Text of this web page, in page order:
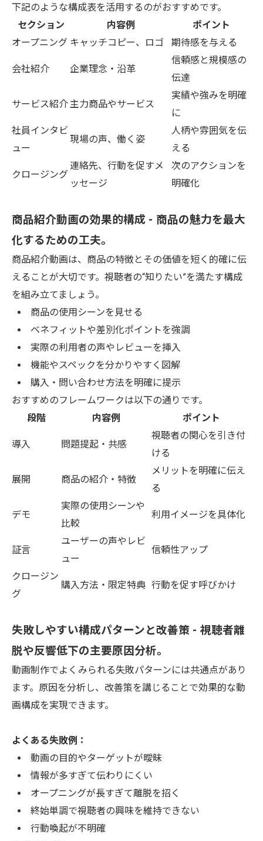
下記のような構成表を活用するのがおすすめです。
セクション
内容例
ポイント
オープニング キャッチコピー、ロゴ 期待感を与える
会社紹介 企業理念・沿革
信頼感と規模感の
伝達
サービス紹介主力商品やサービス
実績や強みを明確
に
社員インタビ
ュー
現場の声、働く姿
人柄や雰囲気を伝
える
クロージング
連絡先、行動を促すメ
ッセージ
次のアクションを
明確化
商品紹介動画の効果的構成 - 商品の魅力を最大
化するための工夫。
商品紹介動画は、商品の特徴とその価値を短く的確に伝
えることが大切です。視聴者の“知りたい”を満たす構成
を組み立てましょう。
商品の使用シーンを見せる
ベネフィットや差別化ポイントを強調
実際の利用者の声やレビューを挿入
機能やスペックを分かりやすく図解
購入・問い合わせ方法を明確に提示
おすすめのフレームワークは以下の通りです。
段階
内容例 ポイント
導入 問題提起・共感
視聴者の関心を引き付
ける
展開 商品の紹介・特徴
メリットを明確に伝え
る
デモ
実際の使用シーンや
比較
利用イメージを具体化
証言
ユーザーの声やレビ
ュー
信頼性アップ
クロージン
グ
購入方法・限定特典 行動を促す呼びかけ
失敗しやすい構成パターンと改善策 - 視聴者離
脱や反響低下の主要原因分析。
動画制作でよくみられる失敗パターンには共通点があり
ます。原因を分析し、改善策を講じることで効果的な動
画構成を実現できます。
よくある失敗例：
動画の目的やターゲットが曖昧
情報が多すぎて伝わりにくい
オープニングが長すぎて離脱を招く
終始単調で視聴者の興味を維持できない
行動喚起が不明確